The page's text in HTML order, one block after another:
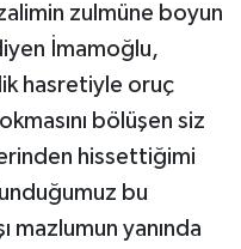
zulmüne boyun
İmamoğlu,
hasretiyle oruç
bölüşen siz
hissettiğimi
bu
mazlumun yanında